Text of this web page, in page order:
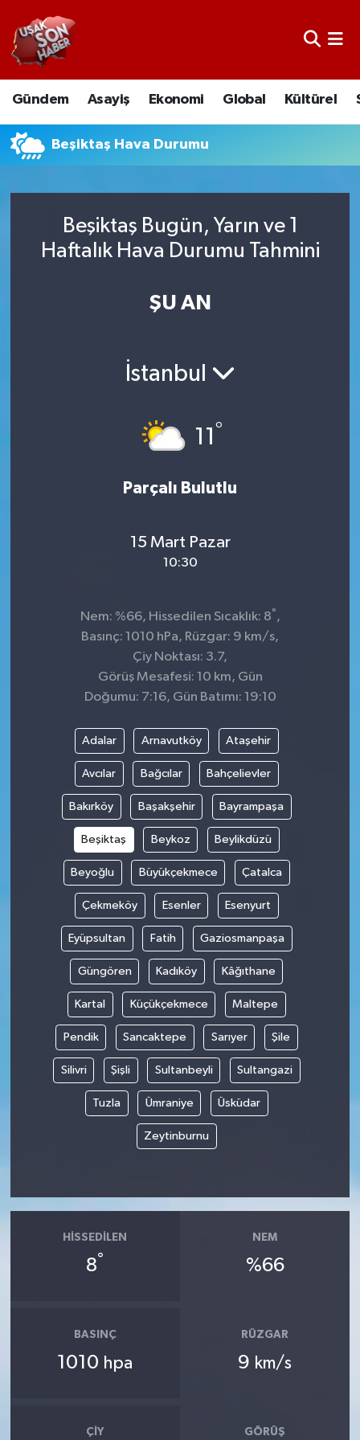
Gündem Asayiş Ekonomi Global Kültürel
Beşiktaş Hava Durumu
Beşiktaş Bugün, Yarın ve 1
Haftalık Hava Durumu Tahmini
ŞU AN
İstanbul
11°
Parçalı Bulutlu
15 Mart Pazar
10:30
Nem: %66, Hissedilen Sıcaklık: 8° ,
Basınç: 1010 hPa, Rüzgar: 9 km/s,
Çiy Noktası: 3.7,
Görüş Mesafesi: 10 km, Gün
Doğumu: 7:16, Gün Batımı: 19:10
Adalar Arnavutköy Ataşehir
Avcılar Bağcılar Bahçelievler
Bakırköy Başakşehir Bayrampaşa
Beşiktaş Beykoz Beylikdüzü
Beyoğlu Büyükçekmece Çatalca
Çekmeköy Esenler Esenyurt
Eyüpsultan Fatih Gaziosmanpaşa
Güngören Kadıköy Kâğıthane
Kartal Küçükçekmece Maltepe
Pendik Sancaktepe Sarıyer Şile
Silivri Şişli Sultanbeyli Sultangazi
Tuzla Ümraniye Üsküdar
Zeytinburnu
HISSEDILEN
8°
NEM
%66
BASINÇ
1010 hpa
RÜZGAR
9 km/s
ÇIY GÖRÜŞ
Uşak Nöbetçi Eczaneler
Uşak Hava Durumu
Uşak Namaz Vakitleri
Süper Lig Puan Durumu ve Fikstür
Son Dakika Haberleri